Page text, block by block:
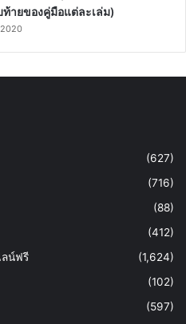
ายของคู่มือแต่ละเล่ม)
(627)
(716)
(88)
(412)
น์ฟรี
(1,624)
(102)
(597)